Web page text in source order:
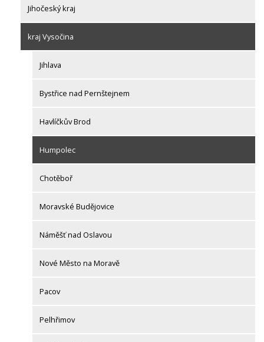
Jihočeský kraj
kraj Vysočina
Jihlava
Bystřice nad Pernštejnem
Havlíčkův Brod
Humpolec
Chotěboř
Moravské Budějovice
Náměšť nad Oslavou
Nové Město na Moravě
Pacov
Pelhřimov